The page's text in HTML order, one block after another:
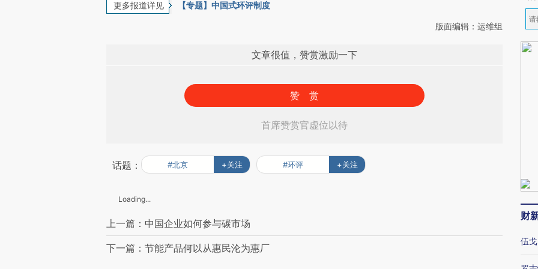
更多报道详见 【专题】中国式环评制度
版面编辑：运维组
文章很值，赞赏激励一下
赞 赏
首席赞赏官虚位以待
话题： #北京 +关注 #环评 +关注
Loading...
上一篇：中国企业如何参与碳市场
下一篇：节能产品何以从惠民沦为惠厂
财
伍戈